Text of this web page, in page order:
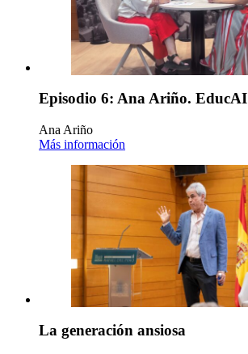
Episodio 6: Ana Ariño. EducAI
Ana Ariño
Más información
La generación ansiosa